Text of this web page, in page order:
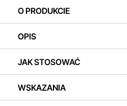
508 504 506
w koszyku i ciesz się
O PRODUKCIE
OPIS
JAK STOSOWAĆ
WSKAZANIA